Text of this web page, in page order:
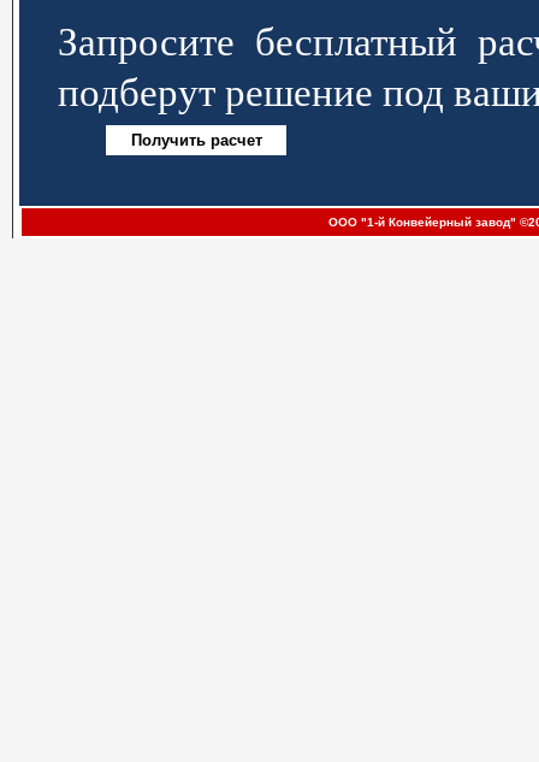
Запросите бесплатный
подберут решение под
ООО "1-й Конвейерный завод"